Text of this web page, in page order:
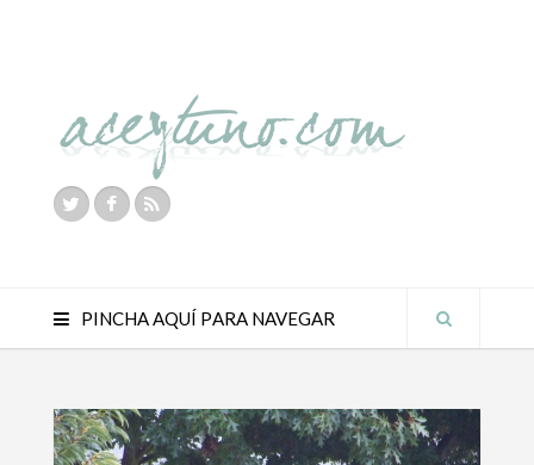
PINCHA AQUÍ PARA NAVEGAR